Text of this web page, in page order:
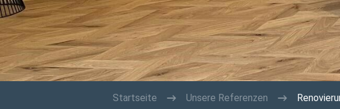
Startseite Unsere Referenzen